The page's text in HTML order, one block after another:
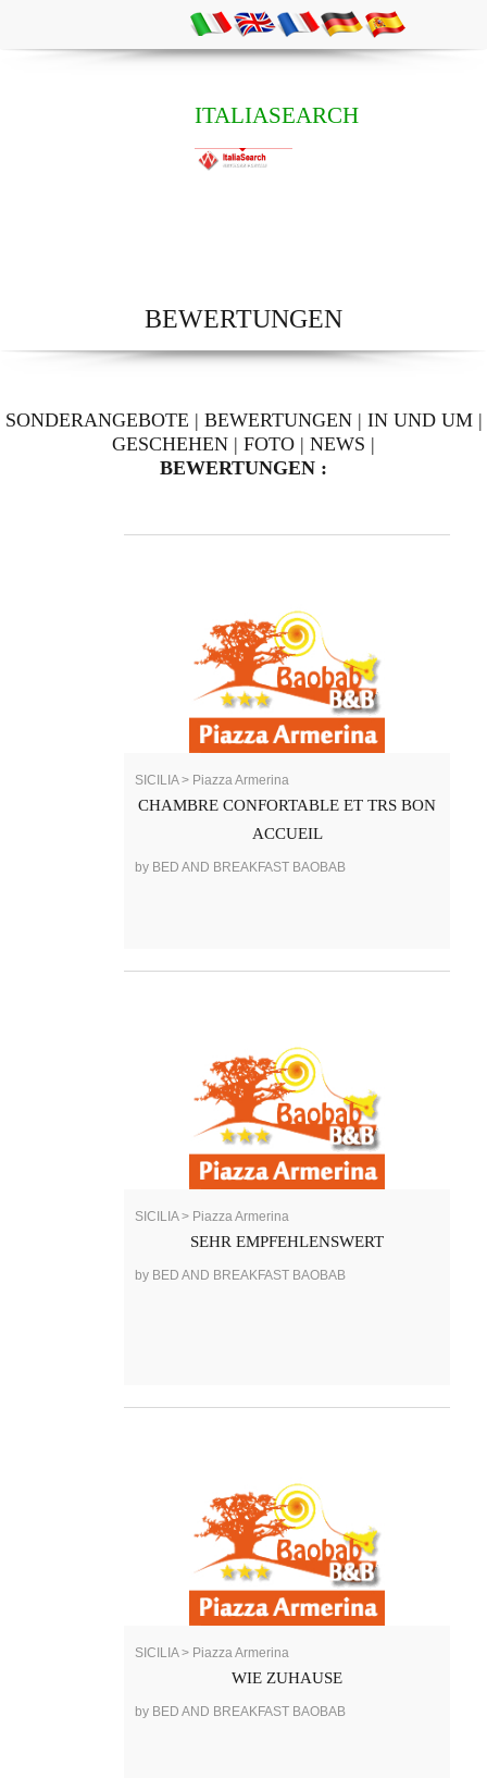
ITALIASEARCH
BEWERTUNGEN
SONDERANGEBOTE | BEWERTUNGEN| IN UND UM|
GESCHEHEN | FOTO | NEWS |
BEWERTUNGEN :
SICILIA > Piazza Armerina
CHAMBRE CONFORTABLE ET TRS BON
ACCUEIL
by BED AND BREAKFAST BAOBAB
SICILIA > Piazza Armerina
SEHR EMPFEHLENSWERT
by BED AND BREAKFAST BAOBAB
SICILIA > Piazza Armerina
WIE ZUHAUSE
by BED AND BREAKFAST BAOBAB